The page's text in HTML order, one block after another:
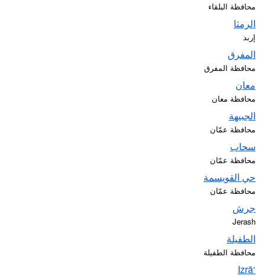
محافظة البلقاء
الرمثا
إربد
المفرق
محافظة المفرق
معان
محافظة معان
الجبيهة
محافظة عمّان
سحاب
محافظة عمّان
حي القويسمة
محافظة عمّان
جرش
Jerash
الطفيلة
محافظة الطفيلة
‘Izrā